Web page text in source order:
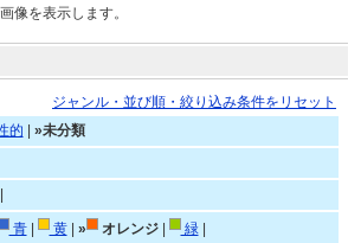
像を表示します。
ジャンル・並び順・絞り込み条件をリセット
的
»未分類
青| 黄| » オレンジ| 緑|